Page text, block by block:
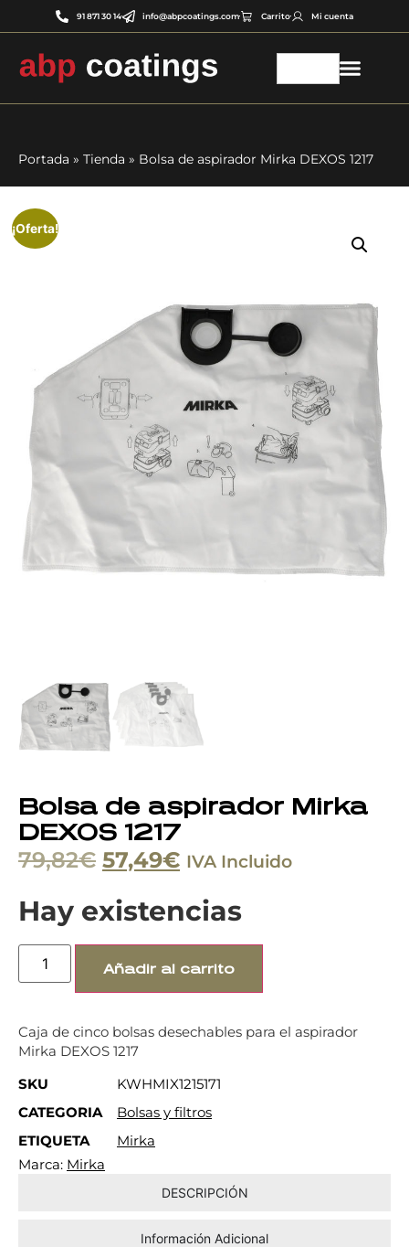
91 871 30 14 info@abpcoatings.com Carrito Mi cuenta
Portada » Tienda » Bolsa de aspirador Mirka DEXOS 1217
¡Oferta!
Bolsa de aspirador Mirka
DEXOS 1217
79,82€ 57,49€ IVA Incluido
Hay existencias
Añadir al carrito
Caja de cinco bolsas desechables para el aspirador
Mirka DEXOS 1217
SKU
KWHMIX1215171
CATEGORIA
Bolsas y filtros
ETIQUETA
Mirka
Marca: Mirka
DESCRIPCIÓN
Información Adicional